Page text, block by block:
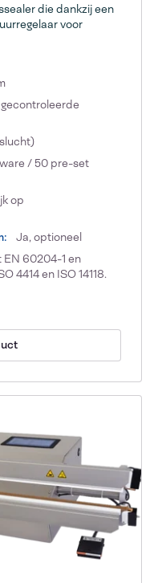
die dankzij een
voor
/ 50 pre-set
op
Ja, optioneel
60204-1 en
4414 en ISO 14118.